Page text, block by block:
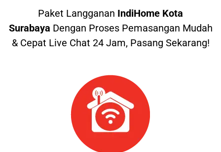
Paket Langganan IndiHome Kota
Surabaya Dengan Proses Pemasangan Mudah
& Cepat Live Chat 24 Jam, Pasang Sekarang!